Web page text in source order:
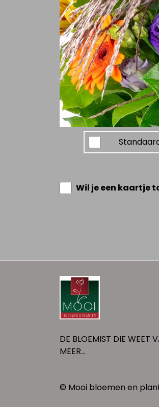
Wil je een kaartje
DE BLOEMIST DIE WEET
MEER...
© Mooi bloemen en